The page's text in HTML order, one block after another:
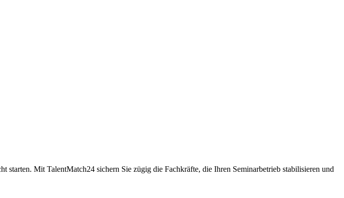
Mit TalentMatch24 sichern Sie zügig die Fachkräfte, die Ihren Seminarbetrieb stabilisieren und